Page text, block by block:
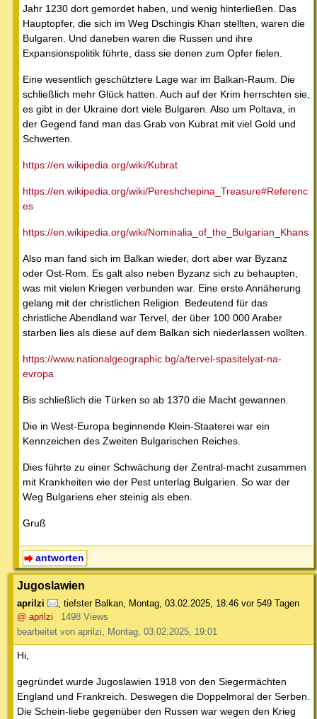
Jahr 1230 dort gemordet haben, und wenig hinterließen. Das
Hauptopfer, die sich im Weg Dschingis Khan stellten, waren die
Bulgaren. Und daneben waren die Russen und ihre
Expansionspolitik führte, dass sie denen zum Opfer fielen.
Eine wesentlich geschütztere Lage war im Balkan-Raum. Die
schließlich mehr Glück hatten. Auch auf der Krim herrschten sie,
es gibt in der Ukraine dort viele Bulgaren. Also um Poltava, in
der Gegend fand man das Grab von Kubrat mit viel Gold und
Schwerten.
https://en.wikipedia.org/wiki/Kubrat
https://en.wikipedia.org/wiki/Pereshchepina_Treasure#Referenc
es
https://en.wikipedia.org/wiki/Nominalia_of_the_Bulgarian_Khans
Also man fand sich im Balkan wieder, dort aber war Byzanz
oder Ost-Rom. Es galt also neben Byzanz sich zu behaupten,
was mit vielen Kriegen verbunden war. Eine erste Annäherung
gelang mit der christlichen Religion. Bedeutend für das
christliche Abendland war Tervel, der über 100 000 Araber
starben lies als diese auf dem Balkan sich niederlassen wollten.
https://www.nationalgeographic.bg/a/tervel-spasitelyat-na-
evropa
Bis schließlich die Türken so ab 1370 die Macht gewannen.
Die in West-Europa beginnende Klein-Staaterei war ein
Kennzeichen des Zweiten Bulgarischen Reiches.
Dies führte zu einer Schwächung der Zentral-macht zusammen
mit Krankheiten wie der Pest unterlag Bulgarien. So war der
Weg Bulgariens eher steinig als eben.
Gruß
antworten
Jugoslawien
aprilzi , tiefster Balkan, Montag, 03.02.2025, 18:46 vor 549 Tagen
@ aprilzi
1498 Views
bearbeitet von aprilzi, Montag, 03.02.2025, 19:01
Hi,
gegründet wurde Jugoslawien 1918 von den Siegermächten
England und Frankreich. Deswegen die Doppelmoral der Serben.
Die Schein-liebe gegenüber den Russen war wegen den Krieg